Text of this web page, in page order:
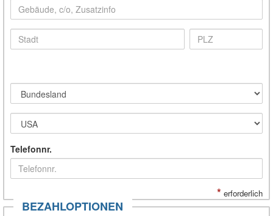
Telefonnr.
* erforderlich
BEZAHLOPTIONEN